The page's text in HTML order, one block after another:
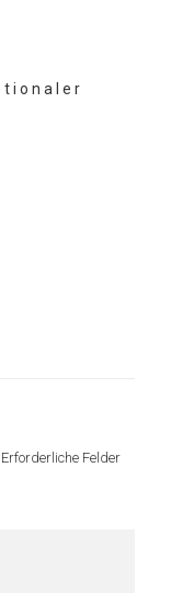
Erforderliche Felder